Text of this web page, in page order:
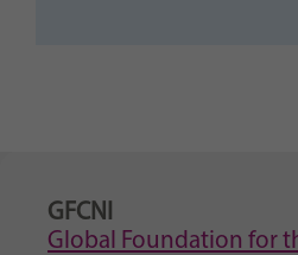
GFCNI
Global Foundation for